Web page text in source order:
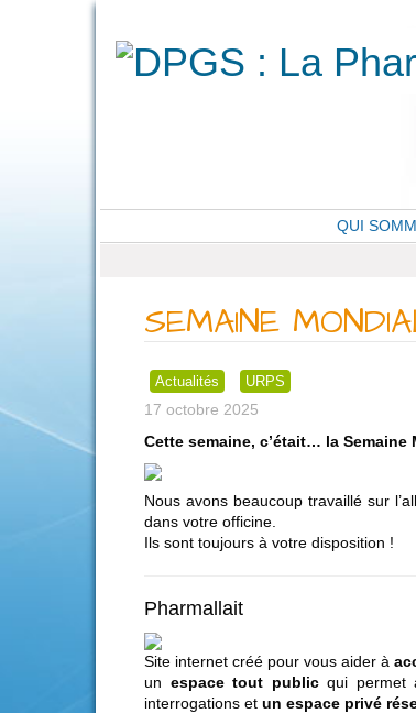
QUI
SEMAINE
Actualités URPS
17 octobre 2025
Cette semaine, c’était… la Semaine
Nous avons beaucoup travaillé sur
dans votre officine.
Ils sont toujours à votre disposition !
Pharmallait
Site internet créé pour vous aider à
un espace tout publicqui permet
interrogations et un espace privé